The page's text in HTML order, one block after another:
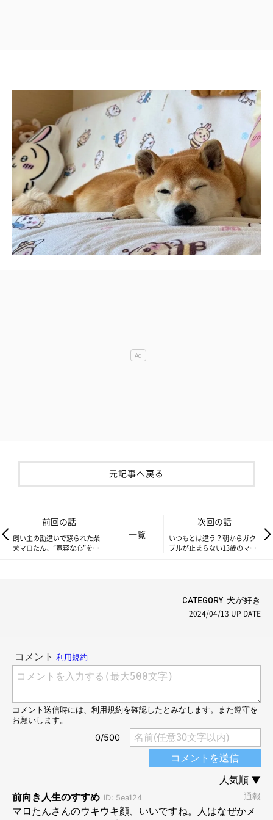
元記事へ戻る
前回の話
飼い主の勘違いで怒られた柴
犬マロたん、”寛容な心”を見
一覧
次回の話
いつもとは違う？朝からガク
ブルが止まらない13歳のマロ
CATEGORY 犬が好き
2024/04/13 UP DATE